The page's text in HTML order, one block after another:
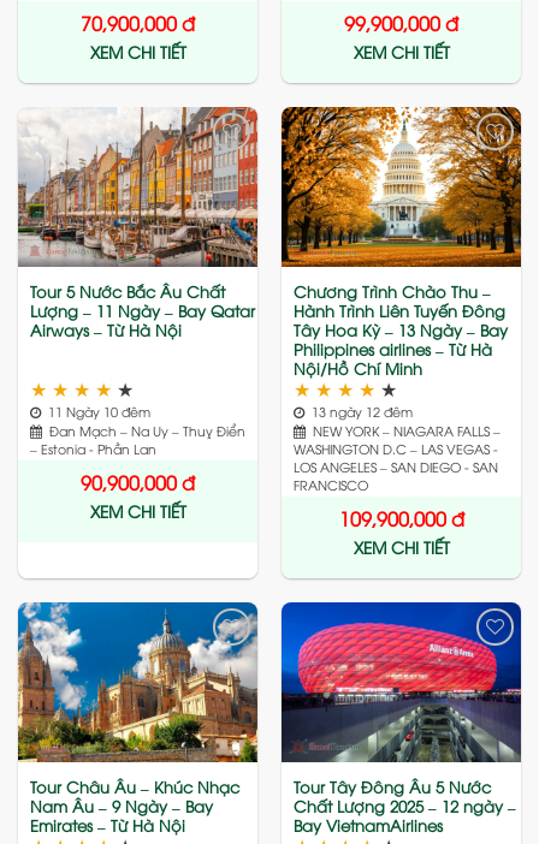
70,900,000đ
XEM CHI TIẾT
99,900,000đ
XEM CHI TIẾT
Add
to
wishlist
Tour 5 Nước Bắc Âu Chất
Lượng – 11 Ngày – Bay Qatar
Airways – Từ Hà Nội
★ ★ ★ ★ ★
11 Ngày 10 đêm
Đan Mạch – Na Uy – Thuỵ Điển
– Estonia - Phần Lan
90,900,000đ
XEM CHI TIẾT
Add
to
wishlist
Chương Trình Chào Thu –
Hành Trình Liên Tuyến Đông
Tây Hoa Kỳ – 13 Ngày – Bay
Philippines airlines – Từ Hà
Nội/Hồ Chí Minh
★ ★ ★ ★ ★
13 ngày 12 đêm
NEW YORK – NIAGARA FALLS –
WASHINGTON D.C – LAS VEGAS -
LOS ANGELES – SAN DIEGO - SAN
FRANCISCO
109,900,000đ
XEM CHI TIẾT
Add
to
wishlist
Tour Châu Âu – Khúc Nhạc
Nam Âu – 9 Ngày – Bay
Emirates – Từ Hà Nội
Add
to
wishlist
Tour Tây Đông Âu 5 Nước
Chất Lượng 2025 – 12 ngày –
Bay VietnamAirlines